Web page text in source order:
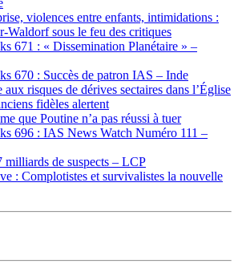
violences entre enfants, intimidations :
Waldorf sous le feu des critiques
671 : « Dissemination Planétaire » –
670 : Succès de patron IAS – Inde
risques de dérives sectaires dans l’Église
fidèles alertent
que Poutine n’a pas réussi à tuer
696 : IAS News Watch Numéro 111 –
milliards de suspects – LCP
: Complotistes et survivalistes la nouvelle